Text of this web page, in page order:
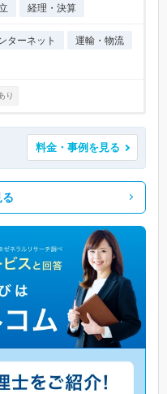
経理・決算
ターネット
運輸・物流
り
料金・事例を見る